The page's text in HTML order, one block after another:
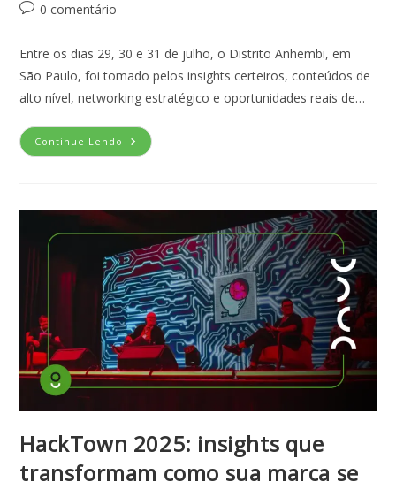
0 comentário
Entre os dias 29, 30 e 31 de julho, o Distrito Anhembi, em
São Paulo, foi tomado pelos insights certeiros, conteúdos de
alto nível, networking estratégico e oportunidades reais de…
Continue Lendo
HackTown 2025: insights que
transformam como sua marca se